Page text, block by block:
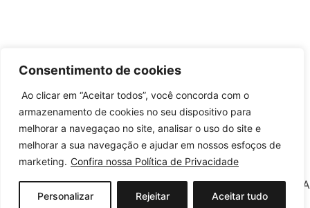
Consentimento de cookies
Ao clicar em “Aceitar todos”, você concorda com o
armazenamento de cookies no seu dispositivo para
melhorar a navegaçao no site, analisar o uso do site e
melhorar a sua navegação e ajudar em nossos esfoços de
marketing. Confira nossa Política de Privacidade
Personalizar Rejeitar Aceitar tudo
Desenvolvido por
©2026 KEHOME COMERCIO DE ARTIGOS DE BAZAR LTDA
– Todos Direitos Reservados | CNPJ: 12.571.333/0001-50